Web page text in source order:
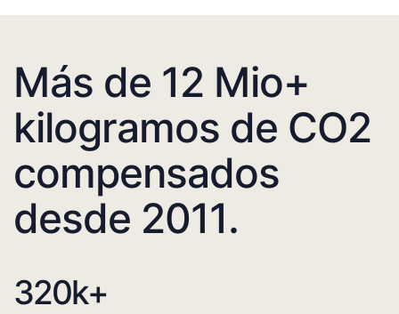
Más de 12 Mio+
kilogramos de CO2
compensados
desde 2011.
320k+